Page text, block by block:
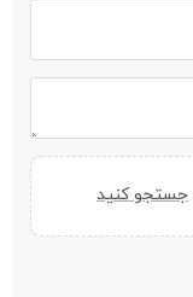
جستجو کنید